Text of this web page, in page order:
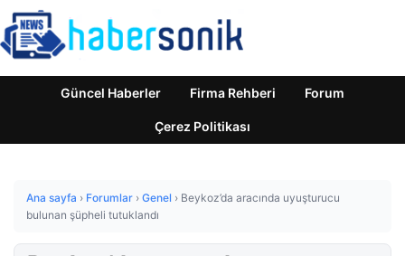
Güncel Haberler Firma Rehberi Forum
Çerez Politikası
Ana sayfa › Forumlar › Genel › Beykoz’da aracında uyuşturucu
bulunan şüpheli tutuklandı